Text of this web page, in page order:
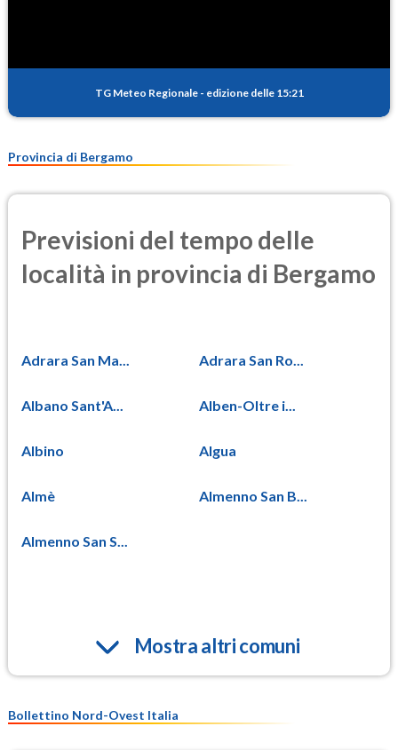
TG Meteo Regionale - edizione delle 15:21
Provincia di Bergamo
Previsioni del tempo delle
località in provincia di Bergamo
Adrara San Ma... Adrara San Ro...
Albano Sant'A... Alben-Oltre i...
Albino Algua
Almè Almenno San B...
Almenno San S...
Mostra altri comuni
Bollettino Nord-Ovest Italia